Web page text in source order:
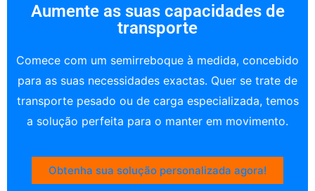
Aumente as suas capacidades de
transporte
Comece com um semirreboque à medida, concebido
para as suas necessidades exactas. Quer se trate de
transporte pesado ou de carga especializada, temos
a solução perfeita para o manter em movimento.
Obtenha sua solução personalizada agora!